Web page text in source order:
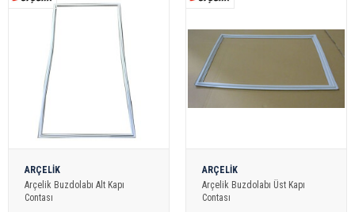
ARÇELİK
Arçelik Buzdolabı Alt Kapı
Contası
ARÇELİK
Arçelik Buzdolabı Üst Kapı
Contası